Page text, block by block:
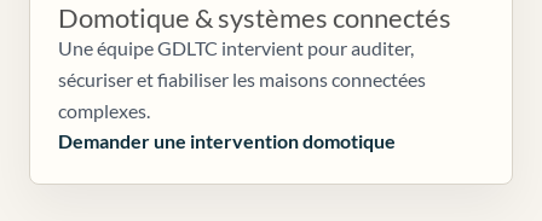
Domotique & systèmes connectés
Une équipe GDLTC intervient pour auditer,
sécuriser et fiabiliser les maisons connectées
complexes.
Demander une intervention domotique